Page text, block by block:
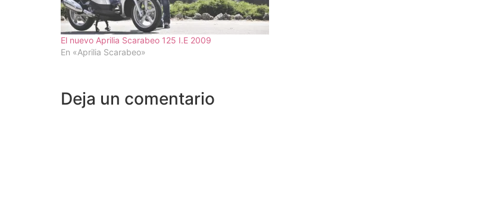
El nuevo Aprilia Scarabeo 125 I.E 2009
En «Aprilia Scarabeo»
Deja un comentario